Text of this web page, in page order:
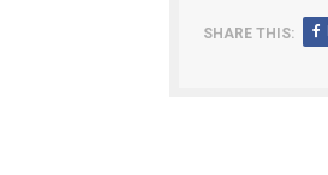
SHARE THIS: